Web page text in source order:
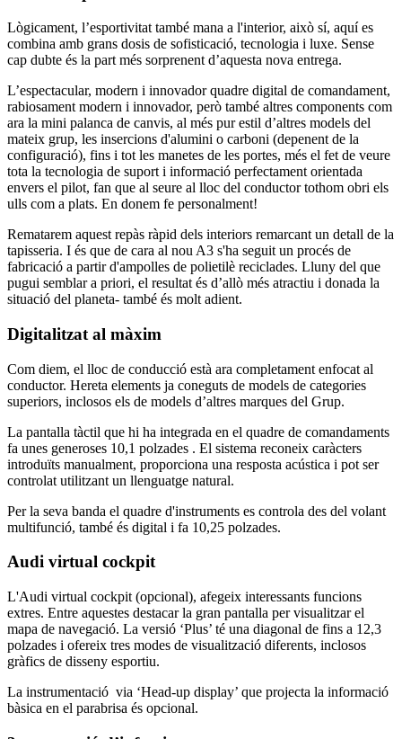
Lògicament, l’esportivitat també mana a l'interior, això sí, aquí es
combina amb grans dosis de sofisticació, tecnologia i luxe. Sense
cap dubte és la part més sorprenent d’aquesta nova entrega.
L’espectacular, modern i innovador quadre digital de comandament,
rabiosament modern i innovador, però també altres components com
ara la mini palanca de canvis, al més pur estil d’altres models del
mateix grup, les insercions d'alumini o carboni (depenent de la
configuració), fins i tot les manetes de les portes, més el fet de veure
tota la tecnologia de suport i informació perfectament orientada
envers el pilot, fan que al seure al lloc del conductor tothom obri els
ulls com a plats. En donem fe personalment!
Rematarem aquest repàs ràpid dels interiors remarcant un detall de la
tapisseria. I és que de cara al nou A3 s'ha seguit un procés de
fabricació a partir d'ampolles de polietilè reciclades. Lluny del que
pugui semblar a priori, el resultat és d’allò més atractiu i donada la
situació del planeta- també és molt adient.
Digitalitzat al màxim
Com diem, el lloc de conducció està ara completament enfocat al
conductor. Hereta elements ja coneguts de models de categories
superiors, inclosos els de models d’altres marques del Grup.
La pantalla tàctil que hi ha integrada en el quadre de comandaments
fa unes generoses 10,1 polzades . El sistema reconeix caràcters
introduïts manualment, proporciona una resposta acústica i pot ser
controlat utilitzant un llenguatge natural.
Per la seva banda el quadre d'instruments es controla des del volant
multifunció, també és digital i fa 10,25 polzades.
Audi virtual cockpit
L'Audi virtual cockpit (opcional), afegeix interessants funcions
extres. Entre aquestes destacar la gran pantalla per visualitzar el
mapa de navegació. La versió ‘Plus’ té una diagonal de fins a 12,3
polzades i ofereix tres modes de visualització diferents, inclosos
gràfics de disseny esportiu.
La instrumentació via ‘Head-up display’ que projecta la informació
bàsica en el parabrisa és opcional.